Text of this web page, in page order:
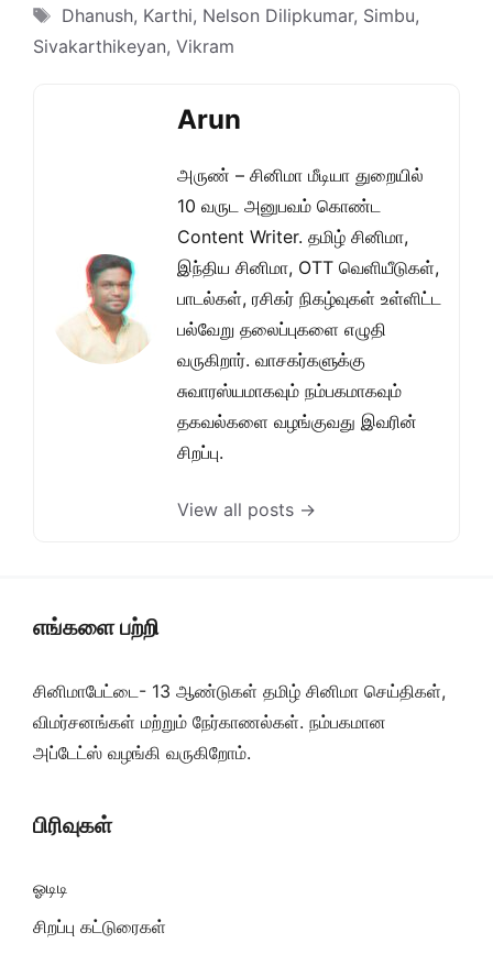
Tags
Dhanush, Karthi, Nelson Dilipkumar, Simbu,
Sivakarthikeyan, Vikram
Arun
அருண் – சினிமா மீடியா துறையில்
10 வருட அனுபவம் கொண்ட
Content Writer. தமிழ் சினிமா,
இந்திய சினிமா, OTT வெளியீடுகள்,
பாடல்கள், ரசிகர் நிகழ்வுகள் உள்ளிட்ட
பல்வேறு தலைப்புகளை எழுதி
வருகிறார். வாசகர்களுக்கு
சுவாரஸ்யமாகவும் நம்பகமாகவும்
தகவல்களை வழங்குவது இவரின்
சிறப்பு.
View all posts →
எங்களை பற்றி
சினிமாபேட்டை- 13 ஆண்டுகள் தமிழ் சினிமா செய்திகள்,
விமர்சனங்கள் மற்றும் நேர்காணல்கள். நம்பகமான
அப்டேட்ஸ் வழங்கி வருகிறோம்.
பிரிவுகள்
ஓடிடி
சிறப்பு கட்டுரைகள்